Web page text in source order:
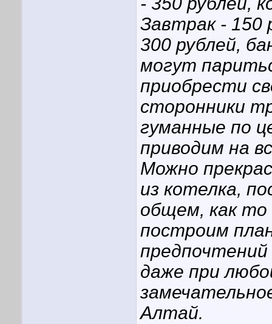
Завтрак - 150
300 рублей,
могут
приобрести
сторонники
гуманные по
приводим на
Можно
из котелка,
общем, как то
построим
даже при
Алтай.